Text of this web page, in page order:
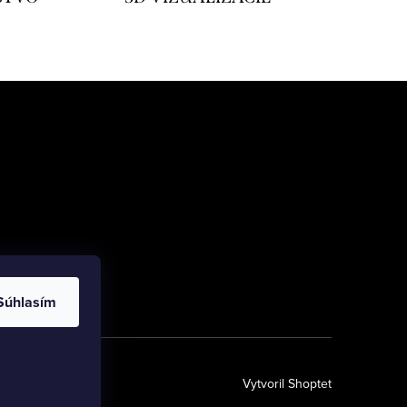
Vytvoril Shoptet